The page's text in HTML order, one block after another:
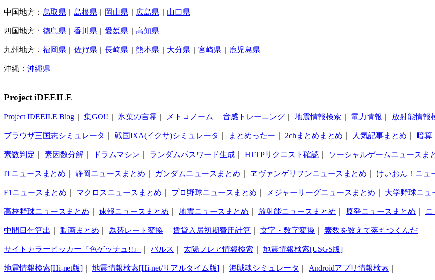
中国地方： 鳥取県 島根県 岡山県 広島県 山口県
四国地方： 徳島県 香川県 愛媛県 高知県
九州地方： 福岡県 佐賀県 長崎県 熊本県 大分県 宮崎県 鹿児島県
沖縄： 沖縄県
Project iDEEILE
Project IDEEILE Blog 集GO!! 氷菓の言霊 メトロノーム 音感トレーニング 地震情報検索 電力情報 放射能情報
ブラウザ三国志シミュレータ 戦国IXA(イクサ)シミュレータ まとめったー 2chまとめまとめ 人気記事まとめ 暗算
素数判定 素因数分解 ドラムマシン ランダムパスワード生成 HTTPリクエスト確認 ソーシャルゲームニュースま
ITニュースまとめ 静岡ニュースまとめ ガンダムニュースまとめ ヱヴァンゲリヲンニュースまとめ けいおん！ニュ
F1ニュースまとめ マクロスニュースまとめ プロ野球ニュースまとめ メジャーリーグニュースまとめ 大学野球ニュ
高校野球ニュースまとめ 速報ニュースまとめ 地震ニュースまとめ 放射能ニュースまとめ 原発ニュースまとめ ニ
中間日付算出 動画まとめ 為替レート変換 賃貸入居初期費用計算 文字・数字変換 素数を数えて落ちつくんだ
サイトカラーピッカー『色ゲッチュ!!』 バルス 太陽フレア情報検索 地震情報検索[USGS版]
地震情報検索[Hi-net版] 地震情報検索[Hi-net/リアルタイム版] 海賊魂シミュレータ Androidアプリ情報検索